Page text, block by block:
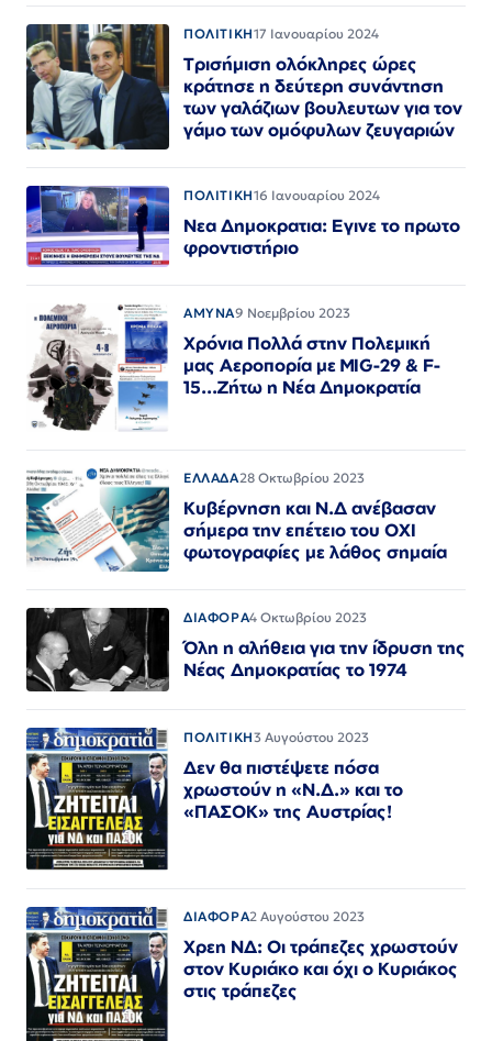
ΠΟΛΙΤΙΚΗ17 Ιανουαρίου 2024
Τρισήμιση ολόκληρες ώρες
κράτησε η δεύτερη συνάντηση
των γαλάζιων βουλευτων για τον
γάμο των ομόφυλων ζευγαριών
ΠΟΛΙΤΙΚΗ16 Ιανουαρίου 2024
Νεα Δημοκρατια: Εγινε το πρωτο
φροντιστήριο
ΑΜΥΝΑ9 Νοεμβρίου 2023
Χρόνια Πολλά στην Πολεμική
μας Αεροπορία με MIG-29 & F-
15...Ζήτω η Νέα Δημοκρατία
ΕΛΛΑΔΑ28 Οκτωβρίου 2023
Κυβέρνηση και Ν.Δ ανέβασαν
σήμερα την επέτειο του ΟΧΙ
φωτογραφίες με λάθος σημαία
ΔΙΑΦΟΡΑ4 Οκτωβρίου 2023
Όλη η αλήθεια για την ίδρυση της
Νέας Δημοκρατίας το 1974
ΠΟΛΙΤΙΚΗ3 Αυγούστου 2023
Δεν θα πιστέψετε πόσα
χρωστούν η «Ν.Δ.» και το
«ΠΑΣΟΚ» της Αυστρίας!
ΔΙΑΦΟΡΑ2 Αυγούστου 2023
Χρεη ΝΔ: Οι τράπεζες χρωστούν
στον Κυριάκο και όχι ο Κυριάκος
στις τράπεζες